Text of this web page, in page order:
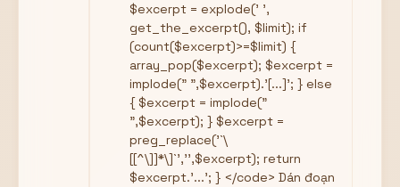
$excerpt = explode(' ',
get_the_excerpt(), $limit); if
(count($excerpt)>=$limit) {
array_pop($excerpt); $excerpt =
implode(" ",$excerpt).'[...]'; } else
{ $excerpt = implode("
",$excerpt); } $excerpt =
preg_replace('`\
[[^\]]*\]`','',$excerpt); return
$excerpt.'...'; } </code> Dán đoạn